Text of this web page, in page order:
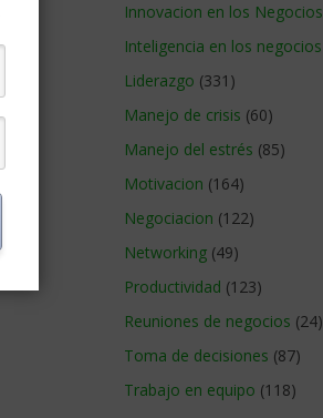
Innovacion en los Negocios
Inteligencia en los negocios
Liderazgo (331)
Manejo de crisis (60)
Manejo del estrés (85)
Motivacion (164)
Negociacion (122)
Networking (49)
Productividad (123)
Reuniones de negocios (24)
Toma de decisiones (87)
Trabajo en equipo (118)